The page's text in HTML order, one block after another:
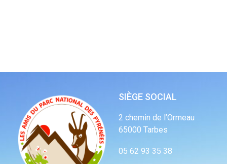
SIÈGE SOCIAL
2 chemin de l’Ormeau
65000 Tarbes
05 62 93 35 38